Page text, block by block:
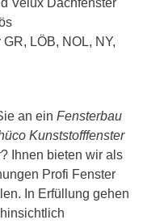
Velux Dachfenster
LÖB, NOL, NY,
an ein Fensterbau
Kunststofffenster
? Ihnen bieten wir als
Profi Fenster
In Erfüllung gehen